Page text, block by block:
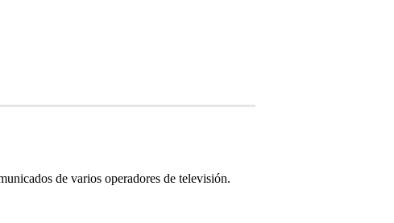
de varios operadores de televisión.